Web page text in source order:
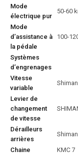
Mode
électrique pur
50-60
Mode
d’assistance à
la pédale
100-
Systèmes
d’engrenages
Vitesse
variable
Levier de
changement
de vitesse
Dérailleurs
arrières
Chaine
KMC 7